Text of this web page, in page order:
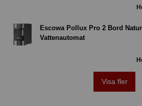
Escowa Pollux Pro 2 Bord
Vattenautomat
Visa fler